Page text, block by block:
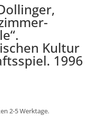
Kultur
1996
2-5 Werktage.